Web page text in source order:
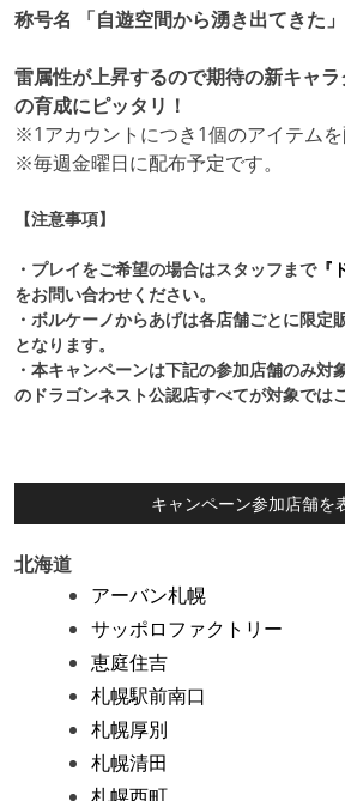
称号名 「自遊空間から湧き出てきた
雷属性が上昇するので期待の新キャラ
の育成にピッタリ！
※1アカウントにつき1個のアイテムを
※毎週金曜日に配布予定です。
【注意事項】
・プレイをご希望の場合はスタッフまで『
をお問い合わせください。
・ボルケーノからあげは各店舗ごとに限定
となります。
・本キャンペーンは下記の参加店舗のみ対
のドラゴンネスト公認店すべてが対象では
キャンペーン参加店舗を
北海道
アーバン札幌
サッポロファクトリー
恵庭住吉
札幌駅前南口
札幌厚別
札幌清田